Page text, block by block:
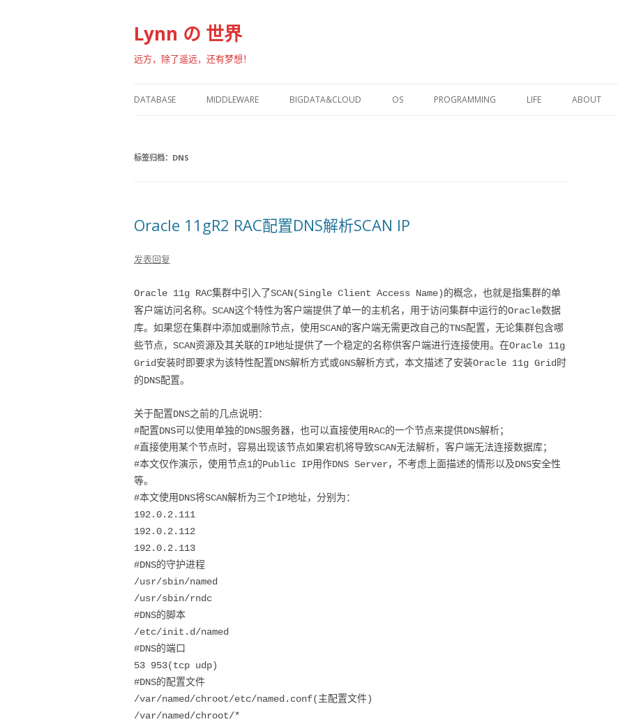
Lynn の 世界
远方，除了遥远，还有梦想！
DATABASE
MYSQL
DOWNLOAD
MIDDLEWARE BIGDATA&CLOUD OS PROGRAMMING LIFE ABOUT
标签归档： DNS
Oracle 11gR2 RAC配置DNS解析SCAN IP
发表回复
Oracle 11g RAC集群中引入了SCAN(Single Client Access Name)的概念，也就是指集群的单
客户端访问名称。SCAN这个特性为客户端提供了单一的主机名，用于访问集群中运行的Oracle数据
库。如果您在集群中添加或删除节点，使用SCAN的客户端无需更改自己的TNS配置，无论集群包含哪
些节点，SCAN资源及其关联的IP地址提供了一个稳定的名称供客户端进行连接使用。在Oracle 11g
Grid安装时即要求为该特性配置DNS解析方式或GNS解析方式，本文描述了安装Oracle 11g Grid时
的DNS配置。
关于配置DNS之前的几点说明：
#配置DNS可以使用单独的DNS服务器，也可以直接使用RAC的一个节点来提供DNS解析；
#直接使用某个节点时，容易出现该节点如果宕机将导致SCAN无法解析，客户端无法连接数据库；
#本文仅作演示，使用节点1的Public IP用作DNS Server，不考虑上面描述的情形以及DNS安全性
等。
#本文使用DNS将SCAN解析为三个IP地址，分别为：
192.0.2.111
192.0.2.112
192.0.2.113
#DNS的守护进程
/usr/sbin/named
/usr/sbin/rndc
#DNS的脚本
/etc/init.d/named
#DNS的端口
53 953(tcp udp)
#DNS的配置文件
/var/named/chroot/etc/named.conf(主配置文件)
/var/named/chroot/*